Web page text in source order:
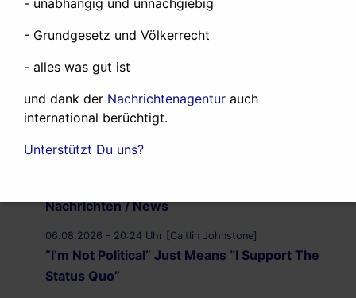
Feed:
/Atom
Nachrichtenagentur:
Nachrichten / News
06.08.2026 - 20:24 Uhr [Caitlin Johnstone]
“I’m Not Political” Just Means “I Support The
Status Quo”
- Grundgesetz und Völkerrecht
- alles was gut ist
und dank der Nachrichtenagentur auch
international berüchtigt.
Unterstützt Du uns?